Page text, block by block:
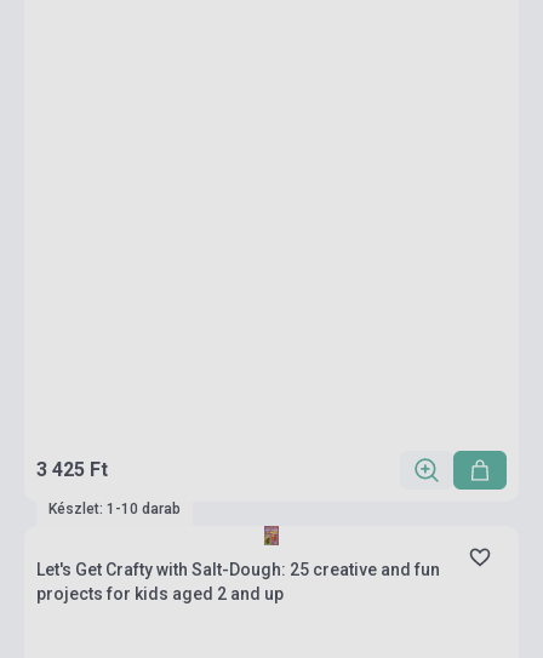
3 425 Ft
Készlet: 1-10 darab
Let's Get Crafty with Salt-Dough: 25 creative and fun
projects for kids aged 2 and up